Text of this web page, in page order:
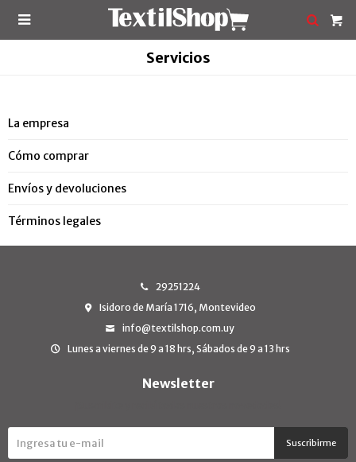

Servicios
La empresa
Cómo comprar
Envíos y devoluciones
Términos legales
29251224
Isidoro de María 1716, Montevideo
info@textilshop.com.uy
Lunes a viernes de 9 a 18 hrs, Sábados de 9 a 13 hrs
Newsletter
Suscribirme